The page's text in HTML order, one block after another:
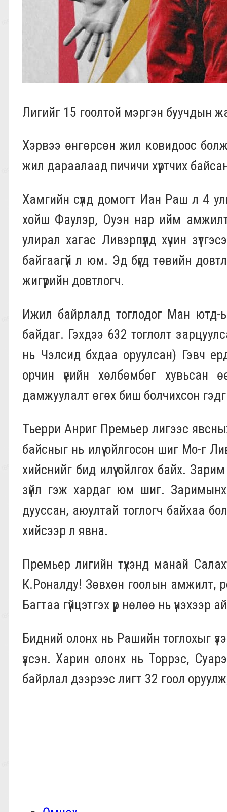
Лигийг 15 гоолтой мэргэн буучдын
Хэрвээ өнгөрсөн жил ковидоос
жил дараалаад пичичи хүртчих
Хамгийн сүүлд домогт Иан Раш л 4
хойш Фаулэр, Оуэн нар ийм амжилт
улирал хагас Ливэрпүүлд хүчин
байгаагүй л юм. Эд бүгд төвийн
жигүүрийн довтлогч.
Ижил байрлалд тоглодог Ман ютд-
байдаг. Гэхдээ 632 тоглолт
нь Чэлсид бхдаа оруулсан) Гэвч
орчин үеийн хөлбөмбөг хувьсан
дамжуулалт өгөх биш болчихсон
Тьерри Анриг Премьер лигээс
байсныг нь илүү ойлгосон шиг Мо-г
хийснийг бид илүү ойлгох байх.
зүйл гэж хардаг юм шиг.
дууссан, аюултай тоглогч байхаа
хийсээр л явна.
Премьер лигийн түүхэнд манай
К.Роналду! Зөвхөн гоолын амжилт,
Багтаа гүйцэтгэх үр нөлөө нь үнэхээр
Бидний олонх нь Рашийн тоглохыг
үзсэн. Харин олонх нь Торрэс,
байрлал дээрээс лигт 32 гоол оруулж,